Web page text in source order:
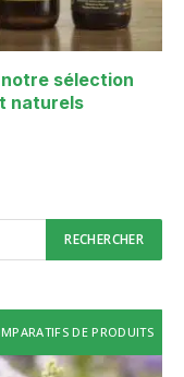
sélection
naturels
DE PRODUITS